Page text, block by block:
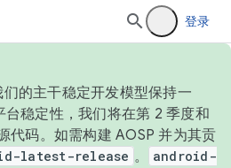
登录
的主干稳定开发模型保持一
稳定性，我们将在第 2 季度和
代码。如需构建 AOSP 并为其贡
latest-release 。
android-